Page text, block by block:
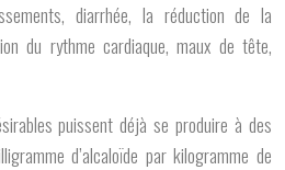
diarrhée, la réduction de la
du rythme cardiaque, maux de tête,
puissent déjà se produire à des
d’alcaloïde par kilogramme de